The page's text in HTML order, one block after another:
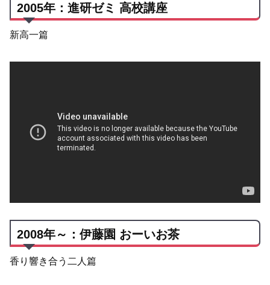
2005年：進研ゼミ 高校講座
新高一篇
2008年～：伊藤園 おーいお茶
香り響き合う二人篇